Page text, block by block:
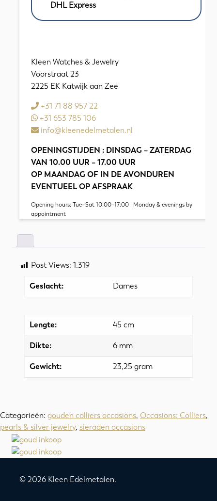
DHL Express
Kleen Watches & Jewelry
Voorstraat 23
2225 EK Katwijk aan Zee
+31 71 88 957 22
+31 653 785 106
info@kleenedelmetalen.nl
OPENINGSTIJDEN : DINSDAG – ZATERDAG
VAN 10.00 UUR – 17.00 UUR
OP MAANDAG OF IN DE AVONDUREN
EVENTUEEL OP AFSPRAAK
Opening hours: Tue–Sat 10:00–17:00 | Monday & evenings by
appointment
Post Views: 1.319
Geslacht: Dames
Lengte: 45 cm
Dikte: 6 mm
Gewicht: 23,25 gram
Categorieën: gouden colliers occasions, Occasions: Colliers,
pearls & silver jewelry, sieraden occasions
© 2026 Kleen Edelmetalen.